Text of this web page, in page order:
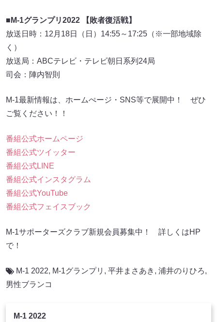
■ M-1グランプリ2022 【敗者復活戦】
放送日時：12月18日（日）14:55～17:25（※一部地域除
く）
放送局：ABCテレビ・テレビ朝日系列24局
司会：陣内智則
M-1最新情報は、ホームぺージ・SNS等で展開中！ ぜひ
ご覧ください！！
番組公式ホームページ
番組公式ツイッター
番組公式LINE
番組公式インスタグラム
番組公式YouTube
番組公式フェイスブック
M-1サポーターズクラブ新規会員募集中！ 詳しくはHP
で！
M-1 2022, M-1グランプリ , 平井まさあき , 浦井のりひろ,
男性ブランコ
M-1 2022